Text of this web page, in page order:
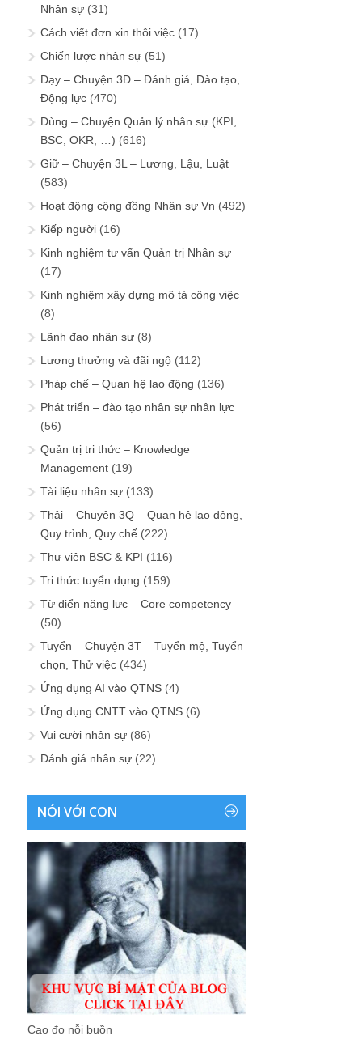
Nhân sự (31)
Cách viết đơn xin thôi việc (17)
Chiến lược nhân sự (51)
Dạy – Chuyện 3Đ – Đánh giá, Đào tạo,
Động lực (470)
Dùng – Chuyện Quản lý nhân sự (KPI,
BSC, OKR, …) (616)
Giữ – Chuyện 3L – Lương, Lậu, Luật
(583)
Hoạt động cộng đồng Nhân sự Vn (492)
Kiếp người (16)
Kinh nghiệm tư vấn Quản trị Nhân sự
(17)
Kinh nghiệm xây dựng mô tả công việc
(8)
Lãnh đạo nhân sự (8)
Lương thưởng và đãi ngộ (112)
Pháp chế – Quan hệ lao động (136)
Phát triển – đào tạo nhân sự nhân lực
(56)
Quản trị tri thức – Knowledge
Management (19)
Tài liệu nhân sự (133)
Thải – Chuyện 3Q – Quan hệ lao động,
Quy trình, Quy chế (222)
Thư viện BSC & KPI (116)
Tri thức tuyển dụng (159)
Từ điển năng lực – Core competency
(50)
Tuyển – Chuyện 3T – Tuyển mộ, Tuyển
chọn, Thử việc (434)
Ứng dụng AI vào QTNS (4)
Ứng dụng CNTT vào QTNS (6)
Vui cười nhân sự (86)
Đánh giá nhân sự (22)
NÓI VỚI CON
Cao đo nỗi buồn